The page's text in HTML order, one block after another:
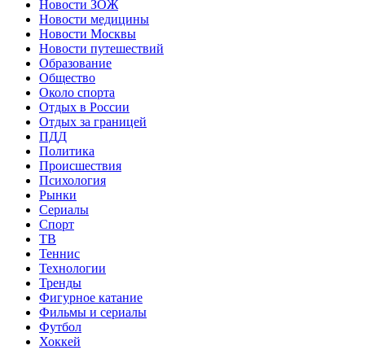
Новости ЗОЖ
Новости медицины
Новости Москвы
Новости путешествий
Образование
Общество
Около спорта
Отдых в России
Отдых за границей
ПДД
Политика
Происшествия
Психология
Рынки
Сериалы
Спорт
ТВ
Теннис
Технологии
Тренды
Фигурное катание
Фильмы и сериалы
Футбол
Хоккей